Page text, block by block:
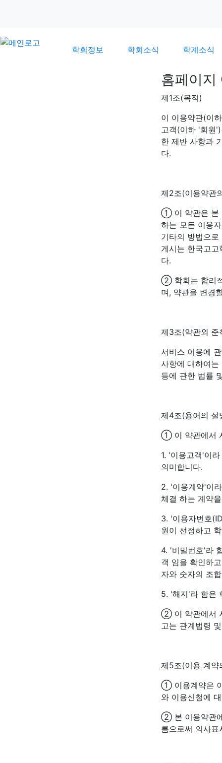
학회정보 학회소식 학계소식
홈페이지
제1조(목적)
이 이용약관(이
고객(이하 '회원
한 제반 사항과
다.
제2조(이용약관
① 이 약관은 본
하는 모든 이용
기타의 방법으
게시는 한국고
다.
② 학회는 합리
며, 약관을 변경
제3조(약관외 준
서비스 이용에
사항에 대하여는
등에 관한 법률
제4조(용어의 설
① 이 약관에서
1. '이용고객'이
의미합니다.
2. '이용계약'이
체결 하는 계약
3. '이용자번호
원이 선정하고
4. '비밀번호'라
객 임을 확인하
자와 숫자의 조
5. '해지'라 함은
② 이 약관에서
고는 관계법령
제5조(이용 계약
① 이용계약은
와 이용신청에
② 본 이용약관
름으로써 의사표